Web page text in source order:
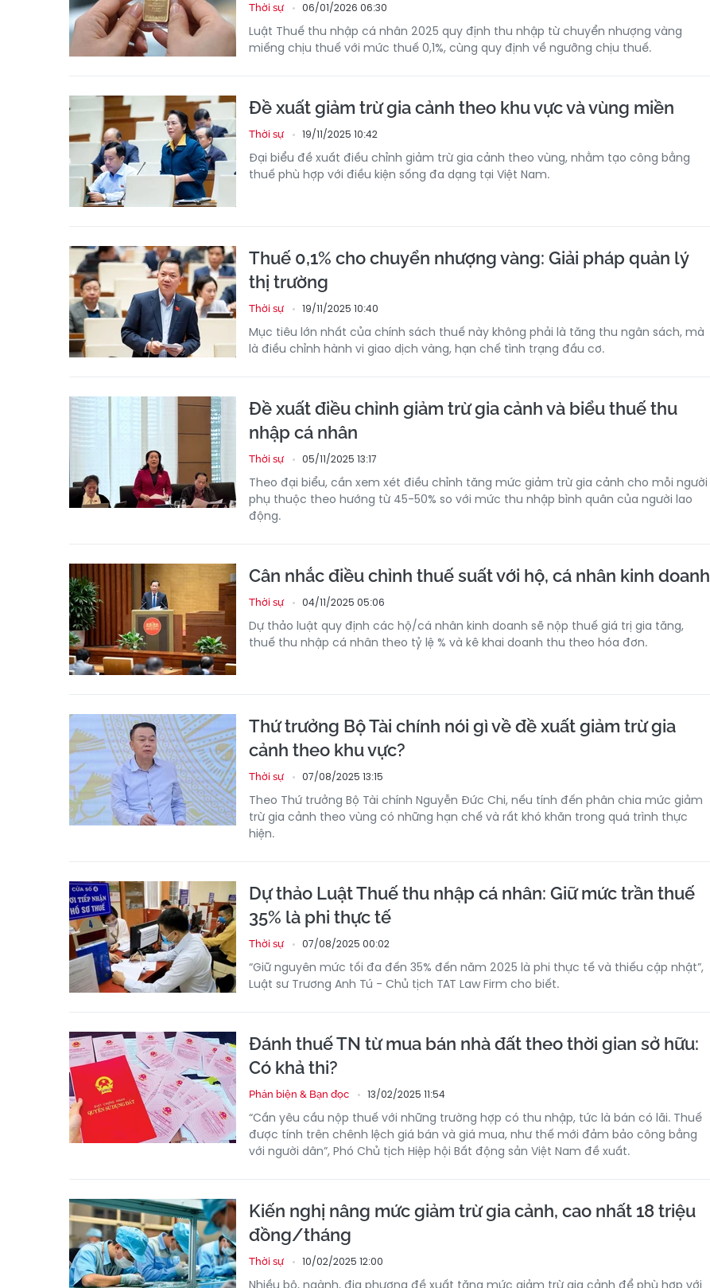
Thời sự 06/01/2026 06:30
Luật Thuế thu nhập cá nhân 2025 quy định thu nhập từ chuyển nhượng vàng
miếng chịu thuế với mức thuế 0,1%, cùng quy định về ngưỡng chịu thuế.
Đề xuất giảm trừ gia cảnh theo khu vực và vùng miền
Thời sự 19/11/2025 10:42
Đại biểu đề xuất điều chỉnh giảm trừ gia cảnh theo vùng, nhằm tạo công bằng
thuế phù hợp với điều kiện sống đa dạng tại Việt Nam.
Thuế 0,1% cho chuyển nhượng vàng: Giải pháp quản lý
thị trường
Thời sự 19/11/2025 10:40
Mục tiêu lớn nhất của chính sách thuế này không phải là tăng thu ngân sách, mà
là điều chỉnh hành vi giao dịch vàng, hạn chế tình trạng đầu cơ.
Đề xuất điều chỉnh giảm trừ gia cảnh và biểu thuế thu
nhập cá nhân
Thời sự 05/11/2025 13:17
Theo đại biểu, cần xem xét điều chỉnh tăng mức giảm trừ gia cảnh cho mỗi người
phụ thuộc theo hướng từ 45-50% so với mức thu nhập bình quân của người lao
động.
Cân nhắc điều chỉnh thuế suất với hộ, cá nhân kinh doanh
Thời sự 04/11/2025 05:06
Dự thảo luật quy định các hộ/cá nhân kinh doanh sẽ nộp thuế giá trị gia tăng,
thuế thu nhập cá nhân theo tỷ lệ % và kê khai doanh thu theo hóa đơn.
Thứ trưởng Bộ Tài chính nói gì về đề xuất giảm trừ gia
cảnh theo khu vực?
Thời sự 07/08/2025 13:15
Theo Thứ trưởng Bộ Tài chính Nguyễn Đức Chi, nếu tính đến phân chia mức giảm
trừ gia cảnh theo vùng có những hạn chế và rất khó khăn trong quá trình thực
hiện.
Dự thảo Luật Thuế thu nhập cá nhân: Giữ mức trần thuế
35% là phi thực tế
Thời sự 07/08/2025 00:02
“Giữ nguyên mức tối đa đến 35% đến năm 2025 là phi thực tế và thiếu cập nhật”,
Luật sư Trương Anh Tú - Chủ tịch TAT Law Firm cho biết.
Đánh thuế TN từ mua bán nhà đất theo thời gian sở hữu:
Có khả thi?
Phản biện & Bạn đọc 13/02/2025 11:54
“Cần yêu cầu nộp thuế với những trường hợp có thu nhập, tức là bán có lãi. Thuế
được tính trên chênh lệch giá bán và giá mua, như thế mới đảm bảo công bằng
với người dân”, Phó Chủ tịch Hiệp hội Bất động sản Việt Nam đề xuất.
Kiến nghị nâng mức giảm trừ gia cảnh, cao nhất 18 triệu
đồng/tháng
Thời sự 10/02/2025 12:00
Nhiều bộ, ngành, địa phương đề xuất tăng mức giảm trừ gia cảnh để phù hợp với